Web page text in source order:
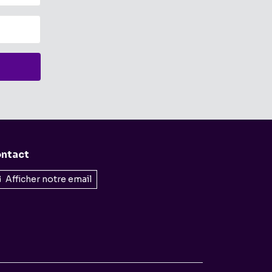
Afficher notre email